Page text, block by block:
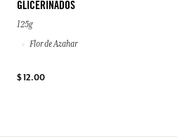
GLICERINADOS
125g
Flor de Azahar
$ 12.00